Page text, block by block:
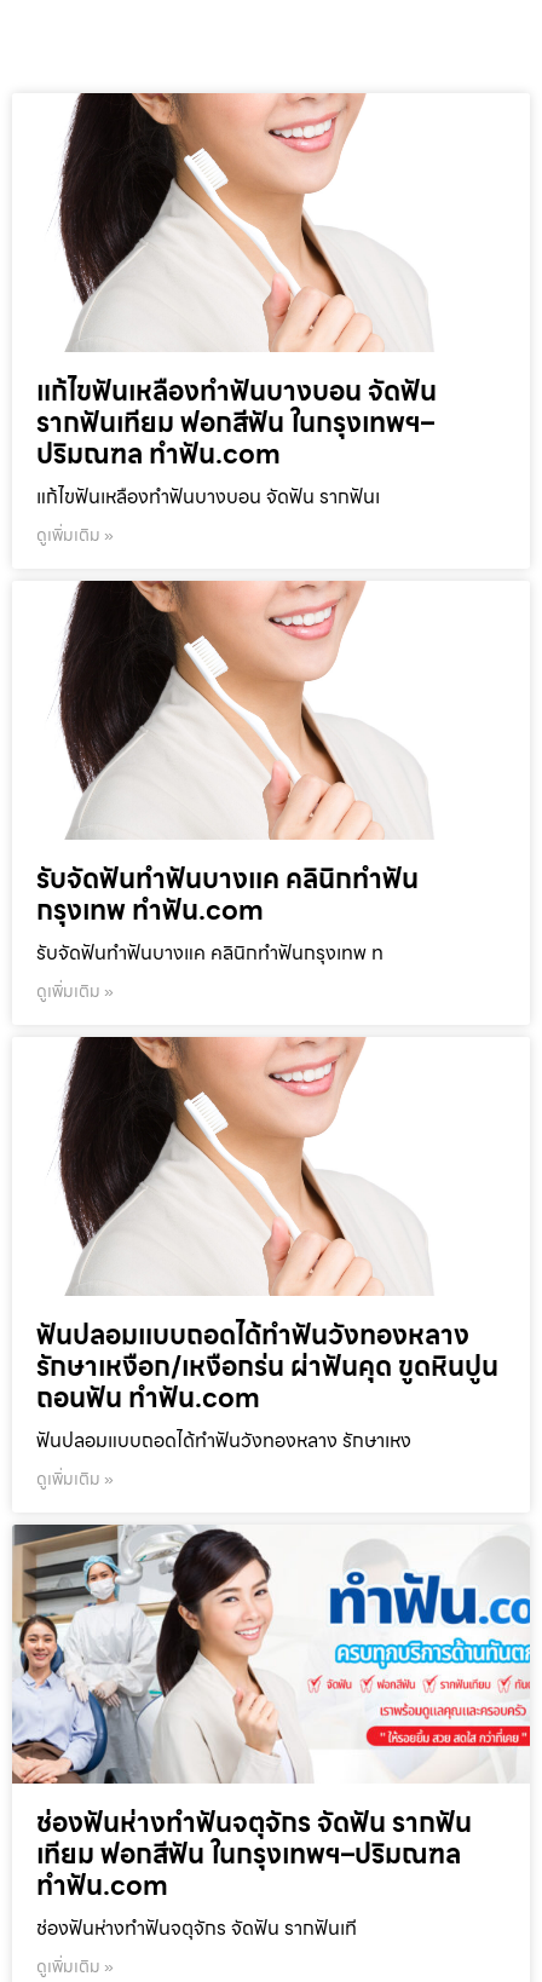
แก้ไขฟันเหลืองทำฟันบางบอน จัดฟัน
รากฟันเทียม ฟอกสีฟัน ในกรุงเทพฯ–
ปริมณฑล ทำฟัน.com
แก้ไขฟันเหลืองทำฟันบางบอน จัดฟัน รากฟันเ
ดูเพิ่มเติม »
รับจัดฟันทำฟันบางแค คลินิกทำฟัน
กรุงเทพ ทำฟัน.com
รับจัดฟันทำฟันบางแค คลินิกทำฟันกรุงเทพ ท
ดูเพิ่มเติม »
ฟันปลอมแบบถอดได้ทำฟันวังทองหลาง
รักษาเหงือก/เหงือกร่น ผ่าฟันคุด ขูดหินปูน
ถอนฟัน ทำฟัน.com
ฟันปลอมแบบถอดได้ทำฟันวังทองหลาง รักษาเหง
ดูเพิ่มเติม »
ช่องฟันห่างทำฟันจตุจักร จัดฟัน รากฟัน
เทียม ฟอกสีฟัน ในกรุงเทพฯ–ปริมณฑล
ทำฟัน.com
ช่องฟันห่างทำฟันจตุจักร จัดฟัน รากฟันเที
ดูเพิ่มเติม »